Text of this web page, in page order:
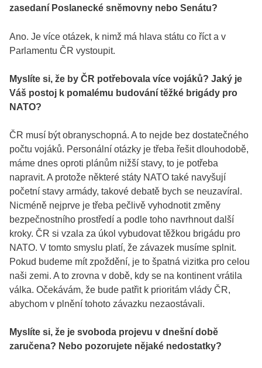
zasedaní Poslanecké sněmovny nebo Senátu?
Ano. Je více otázek, k nimž má hlava státu co říct a v
Parlamentu ČR vystoupit.
Myslíte si, že by ČR potřebovala více vojáků? Jaký je
Váš postoj k pomalému budování těžké brigády pro
NATO?
ČR musí být obranyschopná. A to nejde bez dostatečného
počtu vojáků. Personální otázky je třeba řešit dlouhodobě,
máme dnes oproti plánům nižší stavy, to je potřeba
napravit. A protože některé státy NATO také navyšují
početní stavy armády, takové debatě bych se neuzavíral.
Nicméně nejprve je třeba pečlivě vyhodnotit změny
bezpečnostního prostředí a podle toho navrhnout další
kroky. ČR si vzala za úkol vybudovat těžkou brigádu pro
NATO. V tomto smyslu platí, že závazek musíme splnit.
Pokud budeme mít zpoždění, je to špatná vizitka pro celou
naši zemi. A to zrovna v době, kdy se na kontinent vrátila
válka. Očekávám, že bude patřit k prioritám vlády ČR,
abychom v plnění tohoto závazku nezaostávali.
Myslíte si, že je svoboda projevu v dnešní době
zaručena? Nebo pozorujete nějaké nedostatky?